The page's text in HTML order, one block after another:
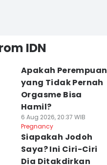
IDN
Apakah Perempuan
yang Tidak Pernah
Orgasme Bisa
Hamil?
6 Aug 2026, 20:37 WIB
Pregnancy
Siapakah Jodoh
Saya? Ini Ciri-Ciri
Dia Ditakdirkan